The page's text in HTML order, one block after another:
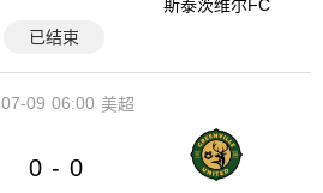
斯泰茨维尔FC
已结束
06:00
07-09 美超
0 - 0